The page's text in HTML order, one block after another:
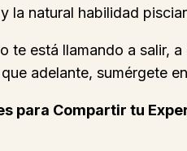
la natural habilidad
te está llamando a salir,
adelante, sumérgete
para Compartir tu